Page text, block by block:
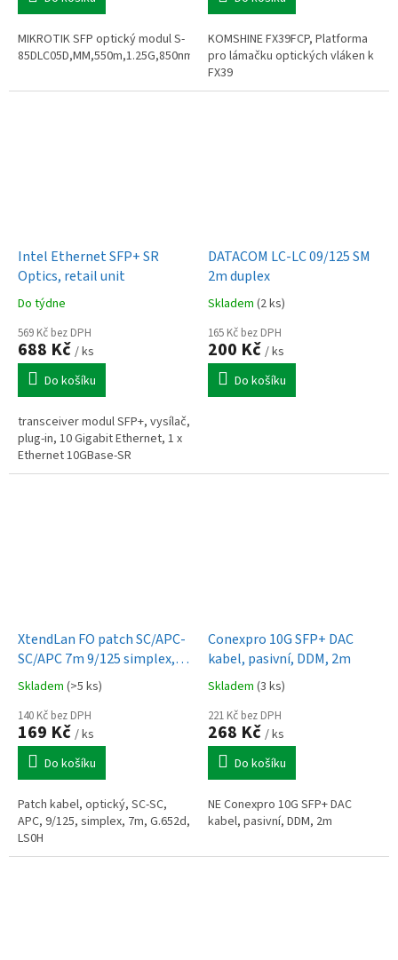
MIKROTIK SFP optický modul S-
85DLC05D,MM,550m,1.25G,850nm
KOMSHINE FX39FCP, Platforma
pro lámačku optických vláken k
FX39
Intel Ethernet SFP+ SR
Optics, retail unit
Do týdne
569 Kč bez DPH
688 Kč / ks
Do košíku
transceiver modul SFP+, vysílač,
plug-in, 10 Gigabit Ethernet, 1 x
Ethernet 10GBase-SR
DATACOM LC-LC 09/125 SM
2m duplex
Skladem (2 ks)
165 Kč bez DPH
200 Kč / ks
Do košíku
XtendLan FO patch SC/APC-
SC/APC 7m 9/125 simplex,
G.652d, LS0H
Skladem (>5 ks)
140 Kč bez DPH
169 Kč / ks
Do košíku
Patch kabel, optický, SC-SC,
APC, 9/125, simplex, 7m, G.652d,
LS0H
Conexpro 10G SFP+ DAC
kabel, pasivní, DDM, 2m
Skladem (3 ks)
221 Kč bez DPH
268 Kč / ks
Do košíku
NE Conexpro 10G SFP+ DAC
kabel, pasivní, DDM, 2m